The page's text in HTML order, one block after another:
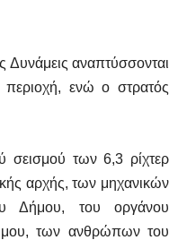
Δυνάμεις αναπτύσσονται
περιοχή, ενώ ο στρατός
σεισμού των 6,3 ρίχτερ
αρχής, των μηχανικών
Δήμου, του οργάνου
των ανθρώπων του